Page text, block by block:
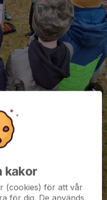
kakor
(cookies) för att vår
för dig. De används